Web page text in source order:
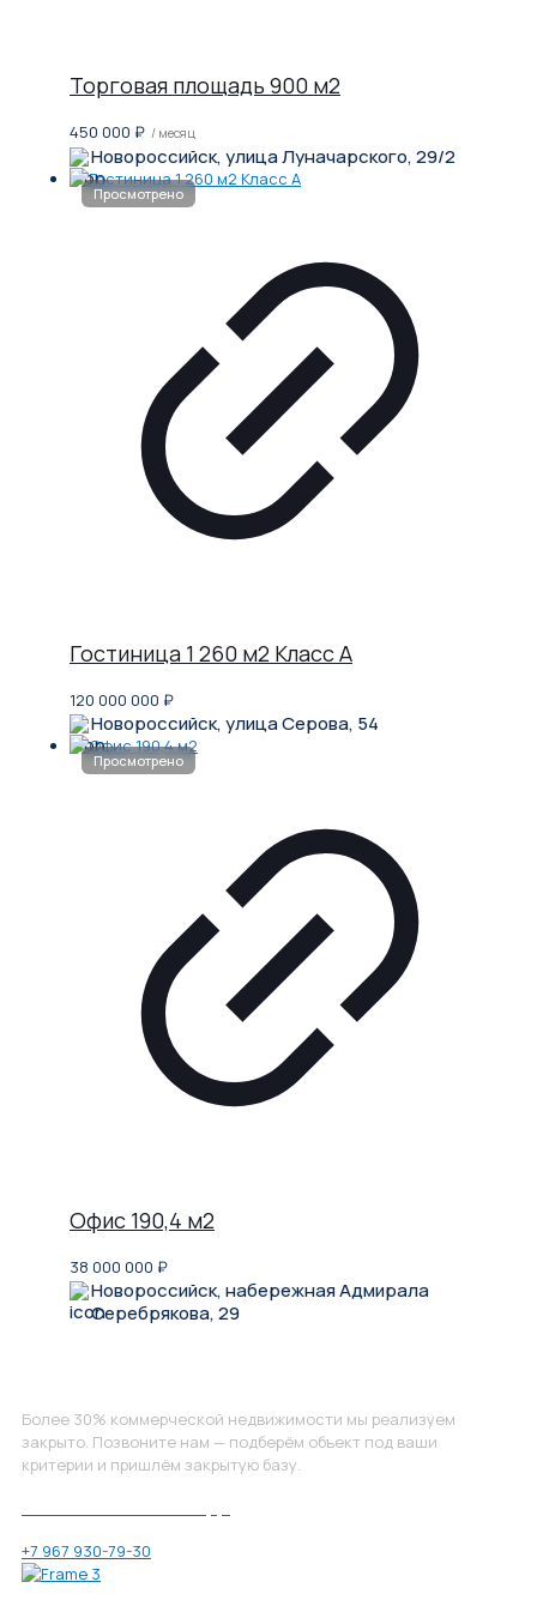
Торговая площадь 900 м2
450 000 ₽ / месяц
Новороссийск, улица Луначарского, 29/2
Гостиница 1 260 м2 Класс A
120 000 000 ₽
Новороссийск, улица Серова, 54
Офис 190,4 м2
38 000 000 ₽
Новороссийск, набережная Адмирала
Серебрякова, 29
Более 30% коммерческой недвижимости мы реализуем
закрыто. Позвоните нам — подберём объект под ваши
критерии и пришлём закрытую базу.
+7 967 930-79-30